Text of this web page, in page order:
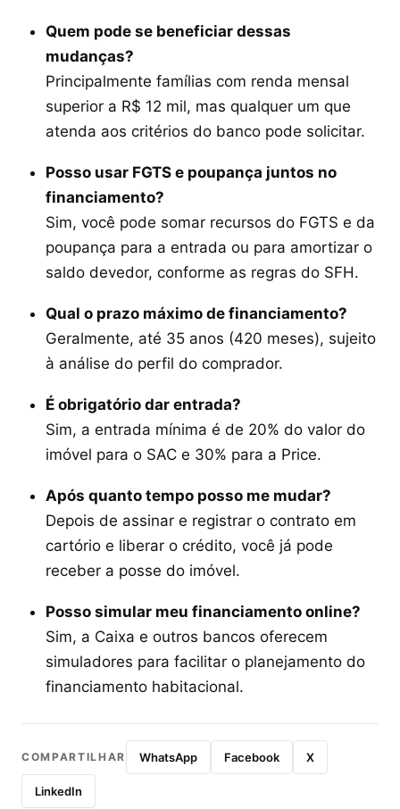
Quem pode se beneficiar dessas
mudanças?
Principalmente famílias com renda mensal
superior a R$ 12 mil, mas qualquer um que
atenda aos critérios do banco pode solicitar.
Posso usar FGTS e poupança juntos no
financiamento?
Sim, você pode somar recursos do FGTS e da
poupança para a entrada ou para amortizar o
saldo devedor, conforme as regras do SFH.
Qual o prazo máximo de financiamento?
Geralmente, até 35 anos (420 meses), sujeito
à análise do perfil do comprador.
É obrigatório dar entrada?
Sim, a entrada mínima é de 20% do valor do
imóvel para o SAC e 30% para a Price.
Após quanto tempo posso me mudar?
Depois de assinar e registrar o contrato em
cartório e liberar o crédito, você já pode
receber a posse do imóvel.
Posso simular meu financiamento online?
Sim, a Caixa e outros bancos oferecem
simuladores para facilitar o planejamento do
financiamento habitacional.
COMPARTILHAR WhatsApp Facebook X
LinkedIn